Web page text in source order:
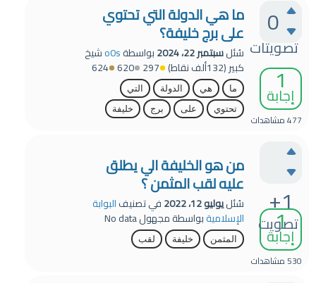
0
تصويتات
1
إجابة
477مشاهدات
ما هي الدولة التي تحتوي
على برج خليفة؟
سُئلسبتمبر 22، 2024 بواسطةo0sشيخ
كبير(132ألف نقاط) 297
620
624
ما هي الدولة
التي
تحتوي
على برج خليفة
+1
تصويت
1
إجابة
530مشاهدات
من هو الخليفة الي يطلق
عليه لقب المثمن ؟
سُئليوليو 12، 2022 في تصنيفالبوابة
الإسلاميةبواسطةمجهولNo data
المثمن خليفة لقب